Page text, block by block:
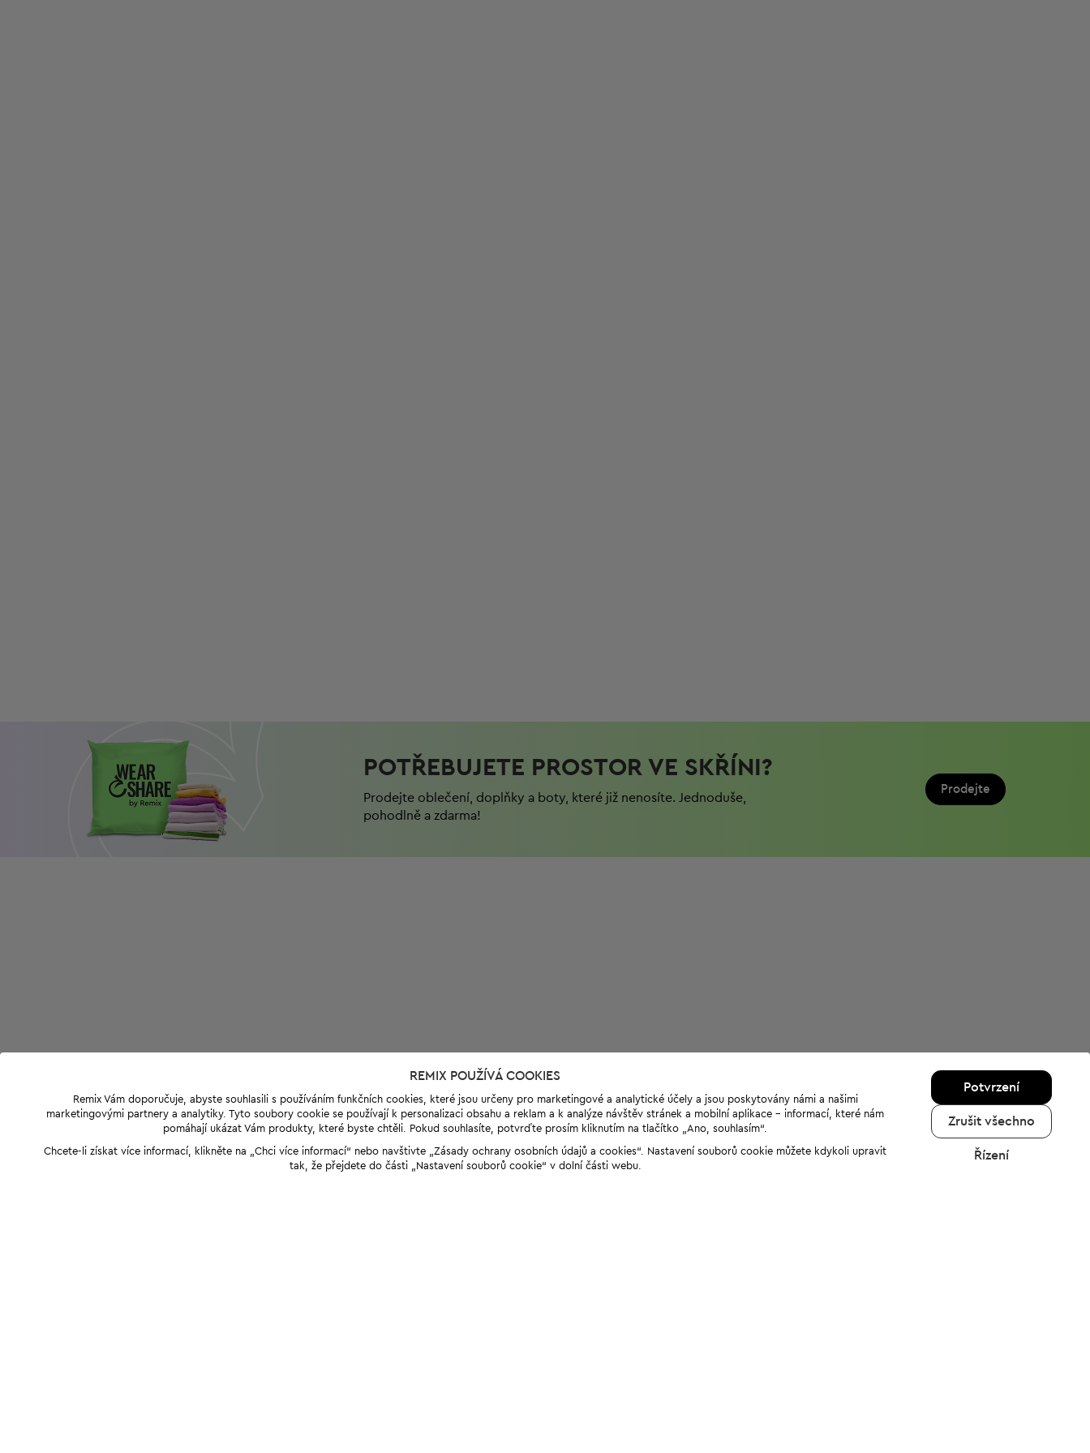
POTŘEBUJETE PROSTOR VE SKŘÍNI?
Prodejte oblečení, doplňky a boty, které již nenosíte. Jednoduše,
pohodlně a zdarma!
Prodejte
REMIX POUŽÍVÁ COOKIES
Remix Vám doporučuje, abyste souhlasili s používáním funkčních cookies, které jsou určeny pro marketingové a analytické účely a jsou poskytovány námi a našimi
marketingovými partnery a analytiky. Tyto soubory cookie se používají k personalizaci obsahu a reklam a k analýze návštěv stránek a mobilní aplikace - informací, které nám
pomáhají ukázat Vám produkty, které byste chtěli. Pokud souhlasíte, potvrďte prosím kliknutím na tlačítko „Ano, souhlasím“.
Chcete-li získat více informací, klikněte na „Chci více informací“ nebo navštivte „Zásady ochrany osobních údajů a cookies“. Nastavení souborů cookie můžete kdykoli upravit
tak, že přejdete do části „Nastavení souborů cookie“ v dolní části webu.
Potvrzení
Zrušit všechno
Řízení